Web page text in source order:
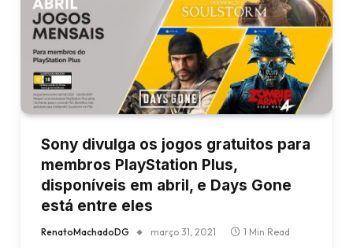
Sony divulga os jogos gratuitos para
membros PlayStation Plus,
disponíveis em abril, e Days Gone
está entre eles
RenatoMachadoDG março 31, 2021 1 Min Read